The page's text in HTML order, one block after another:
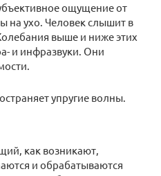
ощущение от
на ухо. Человек слышит в
выше и ниже этих
и инфразвуки. Они
упругие волны.
как возникают,
и обрабатываются